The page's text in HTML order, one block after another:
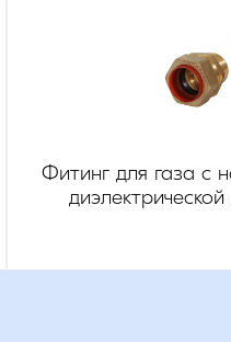
Фитинг для газа с